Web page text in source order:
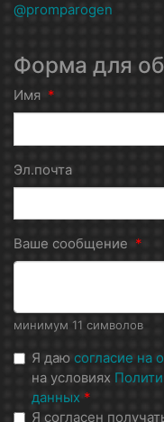
@promparogen
Форма для
Имя *
Эл.почта
Ваше сообщение *
минимум 11 символов
Я даю согласие на
на условиях
данных *
Я согласен